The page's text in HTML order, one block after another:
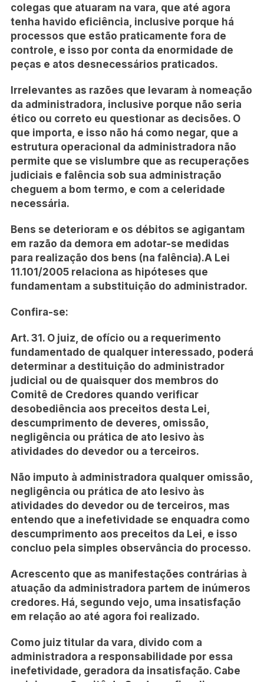
colegas que atuaram na vara, que até agora
tenha havido eficiência, inclusive porque há
processos que estão praticamente fora de
controle, e isso por conta da enormidade de
peças e atos desnecessários praticados.
Irrelevantes as razões que levaram à nomeação
da administradora, inclusive porque não seria
ético ou correto eu questionar as decisões. O
que importa, e isso não há como negar, que a
estrutura operacional da administradora não
permite que se vislumbre que as recuperações
judiciais e falência sob sua administração
cheguem a bom termo, e com a celeridade
necessária.
Bens se deterioram e os débitos se agigantam
em razão da demora em adotar-se medidas
para realização dos bens (na falência).A Lei
11.101/2005 relaciona as hipóteses que
fundamentam a substituição do administrador.
Confira-se:
Art. 31. O juiz, de ofício ou a requerimento
fundamentado de qualquer interessado, poderá
determinar a destituição do administrador
judicial ou de quaisquer dos membros do
Comitê de Credores quando verificar
desobediência aos preceitos desta Lei,
descumprimento de deveres, omissão,
negligência ou prática de ato lesivo às
atividades do devedor ou a terceiros.
Não imputo à administradora qualquer omissão,
negligência ou prática de ato lesivo às
atividades do devedor ou de terceiros, mas
entendo que a inefetividade se enquadra como
descumprimento aos preceitos da Lei, e isso
concluo pela simples observância do processo.
Acrescento que as manifestações contrárias à
atuação da administradora partem de inúmeros
credores. Há, segundo vejo, uma insatisfação
em relação ao até agora foi realizado.
Como juiz titular da vara, divido com a
administradora a responsabilidade por essa
inefetividade, geradora da insatisfação. Cabe